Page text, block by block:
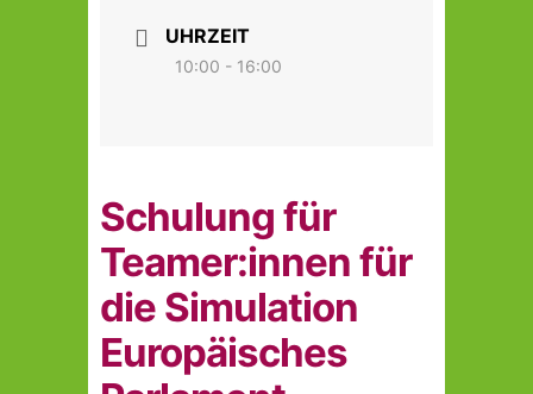
UHRZEIT
10:00 - 16:00
Schulung für
Teamer:innen für
die Simulation
Europäisches